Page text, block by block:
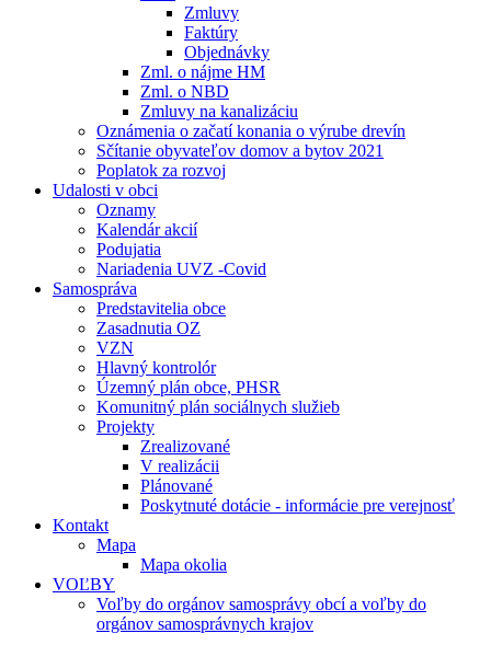
Zmluvy
Faktúry
Objednávky
Zml. o nájme HM
Zml. o NBD
Zmluvy na kanalizáciu
Oznámenia o začatí konania o výrube drevín
Sčítanie obyvateľov domov a bytov 2021
Poplatok za rozvoj
Udalosti v obci
Oznamy
Kalendár akcií
Podujatia
Nariadenia UVZ -Covid
Samospráva
Predstavitelia obce
Zasadnutia OZ
VZN
Hlavný kontrolór
Územný plán obce, PHSR
Komunitný plán sociálnych služieb
Projekty
Zrealizované
V realizácii
Plánované
Poskytnuté dotácie - informácie pre verejnosť
Kontakt
Mapa
Mapa okolia
VOĽBY
Voľby do orgánov samosprávy obcí a voľby do
orgánov samosprávnych krajov